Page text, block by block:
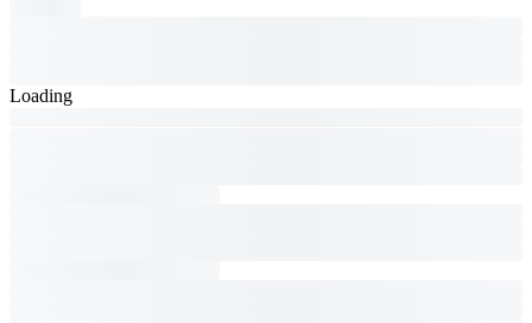
Loading